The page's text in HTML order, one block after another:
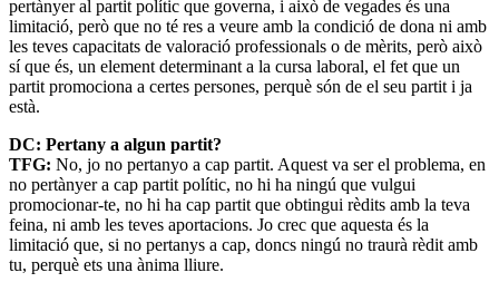
pertànyer al partit polític que governa, i això de vegades és una
limitació, però que no té res a veure amb la condició de dona ni amb
les teves capacitats de valoració professionals o de mèrits, però això
sí que és, un element determinant a la cursa laboral, el fet que un
partit promociona a certes persones, perquè són de el seu partit i ja
està.
DC: Pertany a algun partit?
TFG: No, jo no pertanyo a cap partit. Aquest va ser el problema, en
no pertànyer a cap partit polític, no hi ha ningú que vulgui
promocionar-te, no hi ha cap partit que obtingui rèdits amb la teva
feina, ni amb les teves aportacions. Jo crec que aquesta és la
limitació que, si no pertanys a cap, doncs ningú no traurà rèdit amb
tu, perquè ets una ànima lliure.